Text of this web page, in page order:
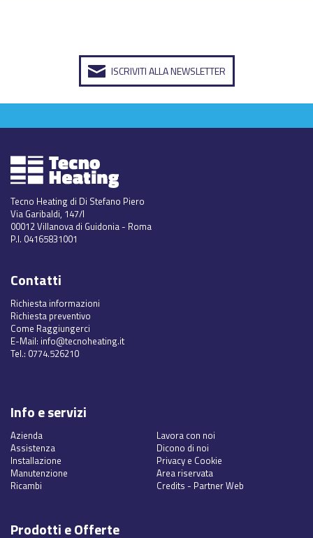
ISCRIVITI ALLA NEWSLETTER
Tecno Heating di Di Stefano Piero
Via Garibaldi, 147/I
00012 Villanova di Guidonia - Roma
P.I. 04165831001
Contatti
Richiesta informazioni
Richiesta preventivo
Come Raggiungerci
E-Mail: info@tecnoheating.it
Tel.: 0774.526210
Info e servizi
Azienda
Assistenza
Installazione
Manutenzione
Ricambi
Lavora con noi
Dicono di noi
Privacy e Cookie
Area riservata
Credits - Partner Web
Prodotti e Offerte